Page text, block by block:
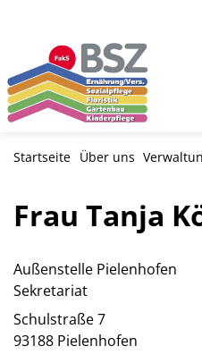
Startseite Über uns
Frau Tanja
Außenstelle Pielenhofen
Sekretariat
Schulstraße 7
93188 Pielenhofen